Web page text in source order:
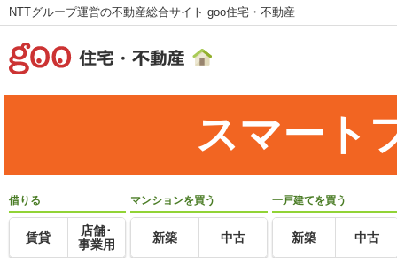
NTTグループ運営の不動産総合サイト goo住宅・不動産
スマート
借りる
賃貸
店舗･
事業用
マンションを買う
新築 中古
一戸建てを買う
新築 中古